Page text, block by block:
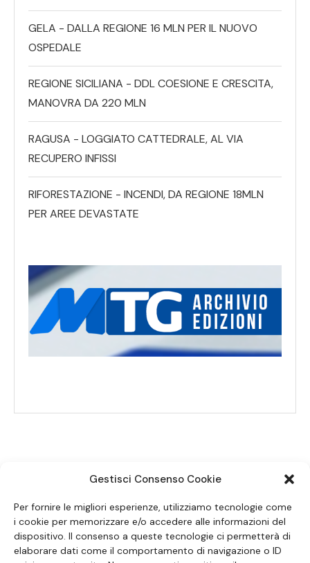
Gestisci Consenso Cookie
Per fornire le migliori esperienze, utilizziamo tecnologie come
i cookie per memorizzare e/o accedere alle informazioni del
dispositivo. Il consenso a queste tecnologie ci permetterà di
elaborare dati come il comportamento di navigazione o ID
GELA - DALLA REGIONE 16 MLN PER IL NUOVO
OSPEDALE
REGIONE SICILIANA - DDL COESIONE E CRESCITA,
MANOVRA DA 220 MLN
RAGUSA - LOGGIATO CATTEDRALE, AL VIA
RECUPERO INFISSI
RIFORESTAZIONE - INCENDI, DA REGIONE 18MLN
PER AREE DEVASTATE
SEGUICI SUI SOCIAL